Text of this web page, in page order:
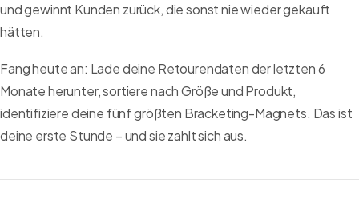
und gewinnt Kunden zurück, die sonst nie wieder gekauft
hätten.
Fang heute an: Lade deine Retourendaten der letzten 6
Monate herunter, sortiere nach Größe und Produkt,
identifiziere deine fünf größten Bracketing-Magnets. Das ist
deine erste Stunde – und sie zahlt sich aus.